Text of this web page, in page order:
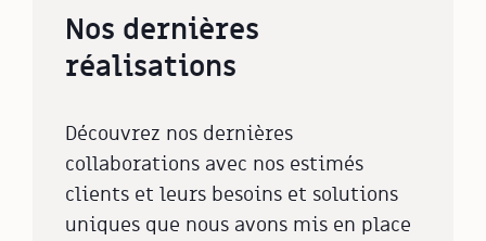
Nos dernières
réalisations
Découvrez nos dernières
collaborations avec nos estimés
clients et leurs besoins et solutions
uniques que nous avons mis en place